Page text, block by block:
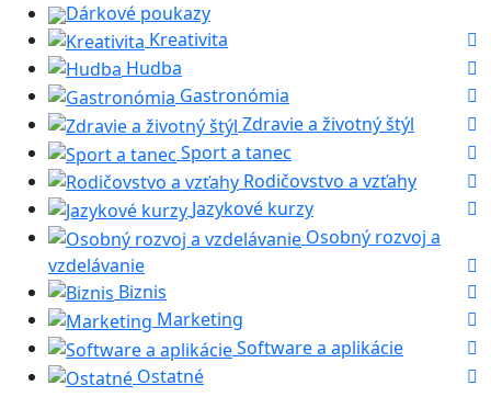
Dárkové poukazy
Kreativita
Hudba
Gastronómia
Zdravie a životný štýl
Sport a tanec
Rodičovstvo a vzťahy
Jazykové kurzy
Osobný rozvoj a
vzdelávanie
Biznis
Marketing
Software a aplikácie
Ostatné